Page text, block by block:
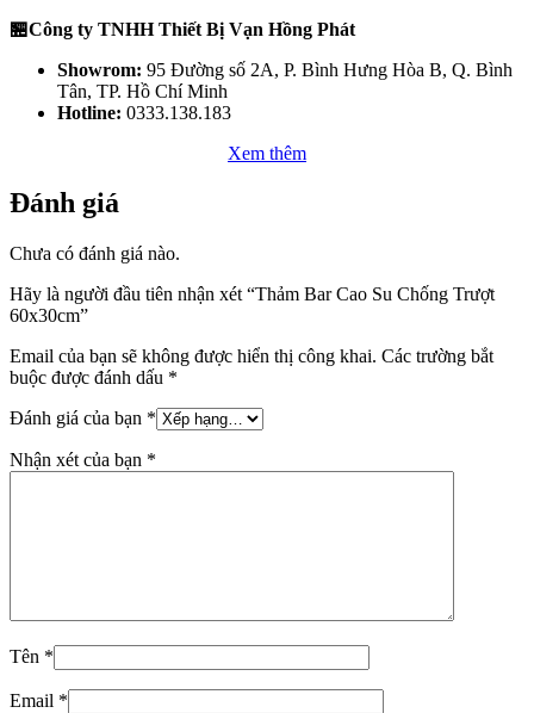
🏪Công ty TNHH Thiết Bị Vạn Hồng Phát
Showrom: 95 Đường số 2A, P. Bình Hưng Hòa B, Q. Bình
Tân, TP. Hồ Chí Minh
Hotline: 0333.138.183
Xem thêm
Đánh giá
Chưa có đánh giá nào.
Hãy là người đầu tiên nhận xét “Thảm Bar Cao Su Chống Trượt
60x30cm”
Email của bạn sẽ không được hiển thị công khai. Các trường bắt
buộc được đánh dấu *
Đánh giá của bạn *
Nhận xét của bạn *
Tên *
Email *